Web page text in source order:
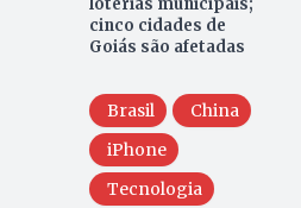
cinco cidades de
Goiás são afetadas
Brasil
China
iPhone
Tecnologia